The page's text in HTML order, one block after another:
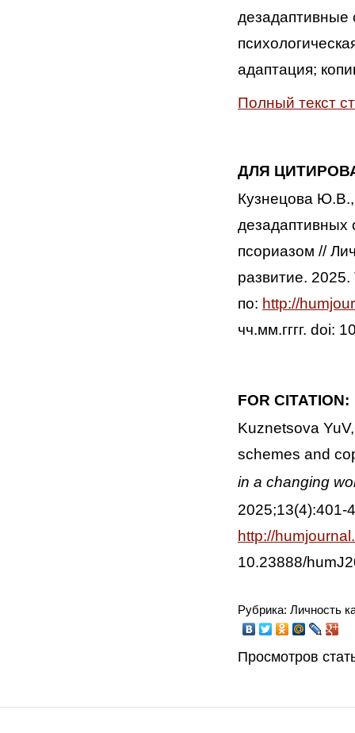
адаптация;
Полный текст
ДЛЯ
Кузнецова
дезадаптивных
псориазом //
развитие.
по: http://
чч.мм.гггг. doi:
FOR CITATION:
Kuznetsova
schemes and
in a changing
2025;13(4):401-
http://
10.23888/
Рубрика: Личность
Просмотров